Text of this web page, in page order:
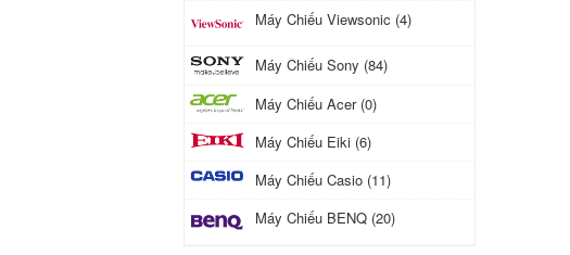
Máy Chiếu Viewsonic (4)
Máy Chiếu Sony (84)
Máy Chiếu Acer (0)
Máy Chiếu Eiki (6)
Máy Chiếu Casio (11)
Máy Chiếu BENQ (20)